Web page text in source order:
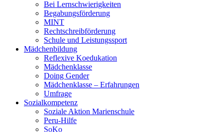
Bei Lernschwierigkeiten
Begabungsförderung
MINT
Rechtschreibförderung
Schule und Leistungssport
Mädchenbildung
Reflexive Koedukation
Mädchenklasse
Doing Gender
Mädchenklasse – Erfahrungen
Umfrage
Sozialkompetenz
Soziale Aktion Marienschule
Peru-Hilfe
SoKo